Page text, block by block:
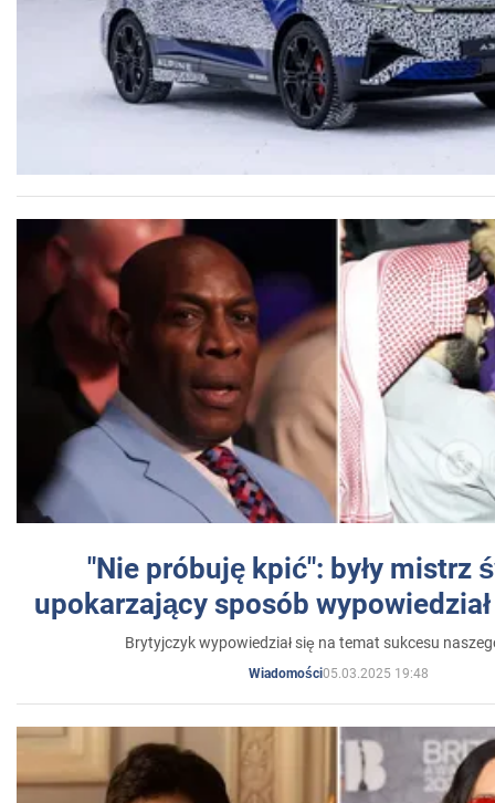
"Nie próbuję kpić": były mistrz
upokarzający sposób
Brytyjczyk wypowiedział się na temat sukcesu
Wiadomości05.03.2025 19:48